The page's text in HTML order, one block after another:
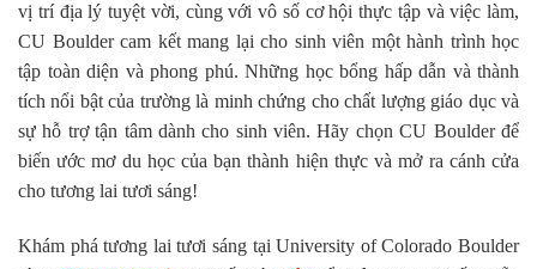
vị trí địa lý tuyệt vời, cùng với vô số cơ hội thực tập và việc làm,
CU Boulder cam kết mang lại cho sinh viên một hành trình học
tập toàn diện và phong phú. Những học bổng hấp dẫn và thành
tích nổi bật của trường là minh chứng cho chất lượng giáo dục và
sự hỗ trợ tận tâm dành cho sinh viên. Hãy chọn CU Boulder để
biến ước mơ du học của bạn thành hiện thực và mở ra cánh cửa
cho tương lai tươi sáng!
Khám phá tương lai tươi sáng tại University of Colorado Boulder